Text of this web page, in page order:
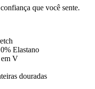
que você sente.
Elastano
em V
douradas